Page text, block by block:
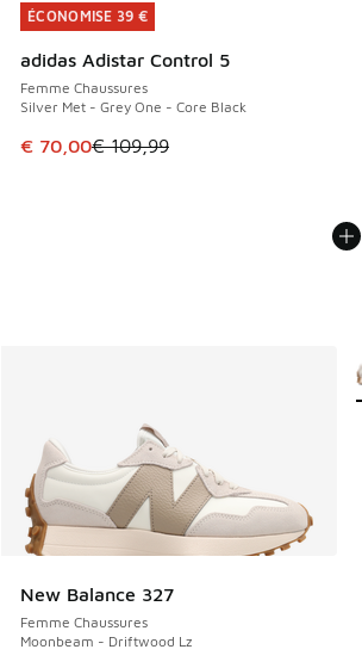
ÉCONOMISE 39 €
adidas Adistar Control 5
Femme Chaussures
Silver Met - Grey One - Core Black
Cet article est en promotion. Prix en
€ 70,00€ 109,99
ÉCONOMISE 39 €
New Balance 327
Femme Chaussures
Moonbeam - Driftwood Lz